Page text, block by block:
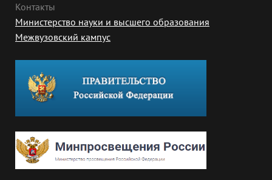
Контакты
Министерство науки и высшего образования
Межвузовский кампус